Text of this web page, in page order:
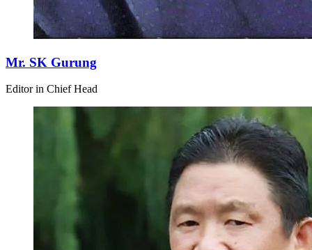
Mr. SK Gurung
Editor in Chief Head